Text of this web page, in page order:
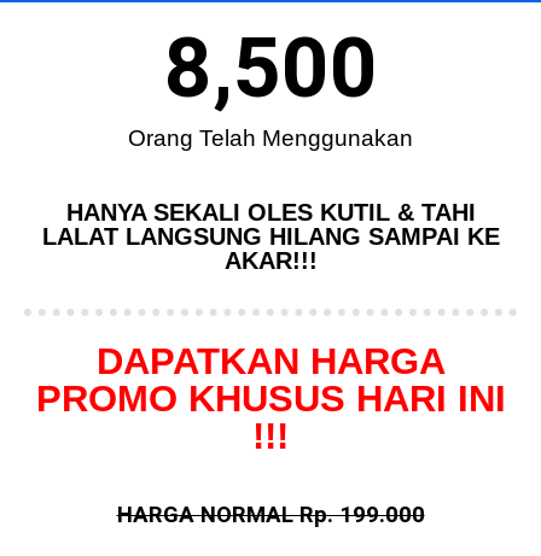
Orang Telah Menggunakan
8,500
HANYA SEKALI OLES KUTIL & TAHI
LALAT LANGSUNG HILANG SAMPAI KE
AKAR!!!
DAPATKAN HARGA
PROMO KHUSUS HARI INI
!!!
HARGA NORMAL Rp. 199.000